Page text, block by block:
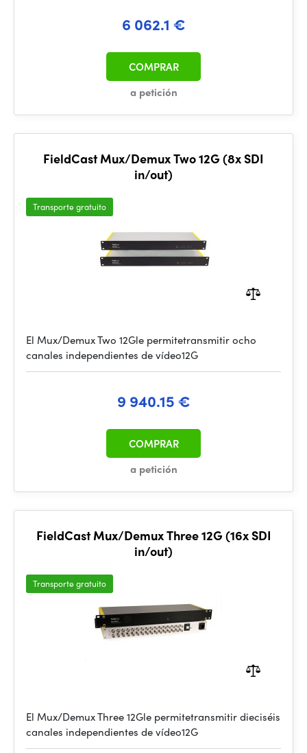
6 062.1 €
a petición
COMPRAR
FieldCast Mux/Demux Two 12G (8x SDI
in/out)
Transporte gratuito
El Mux/Demux Two 12Gle permitetransmitir ocho
canales independientes de vídeo12G
9 940.15 €
a petición
COMPRAR
FieldCast Mux/Demux Three 12G (16x SDI
in/out)
Transporte gratuito
El Mux/Demux Three 12Gle permitetransmitir dieciséis
canales independientes de vídeo12G